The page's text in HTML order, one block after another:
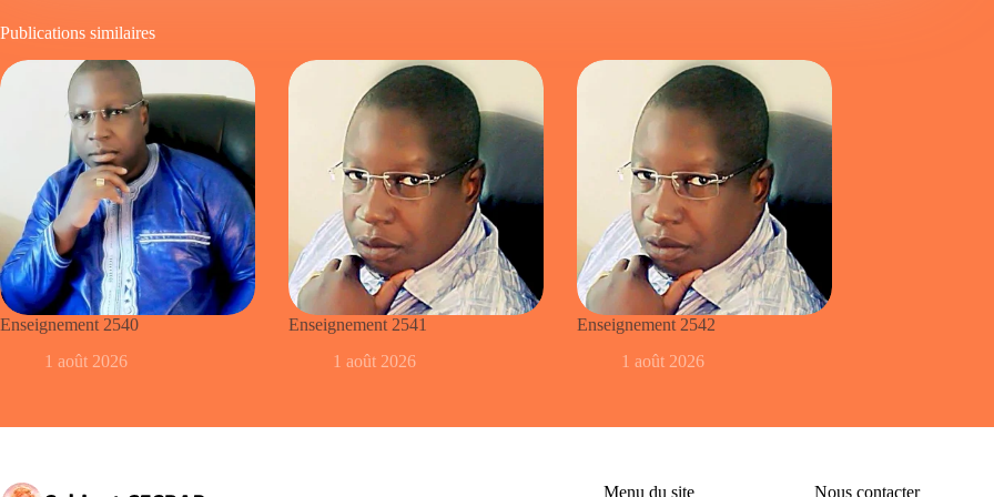
Publications similaires
Enseignement 2540
1 août 2026
Enseignement 2541
1 août 2026
Enseignement 2542
1 août 2026
Menu du site Nous contacter